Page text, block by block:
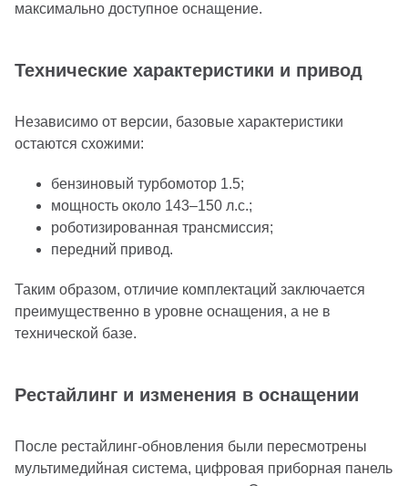
максимально доступное оснащение.
Технические характеристики и привод
Независимо от версии, базовые характеристики
остаются схожими:
бензиновый турбомотор 1.5;
мощность около 143–150 л.с.;
роботизированная трансмиссия;
передний привод.
Таким образом, отличие комплектаций заключается
преимущественно в уровне оснащения, а не в
технической базе.
Рестайлинг и изменения в оснащении
После рестайлинг-обновления были пересмотрены
мультимедийная система, цифровая приборная панель